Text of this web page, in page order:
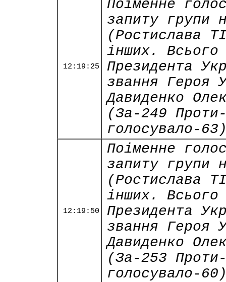
12:19:25
Поіменне
запиту групи
(Ростислава
інших.
Президента
звання Героя
Давиденко
(За-249
голосувало-
12:19:50
Поіменне
запиту групи
(Ростислава
інших.
Президента
звання Героя
Давиденко
(За-253
голосувало-